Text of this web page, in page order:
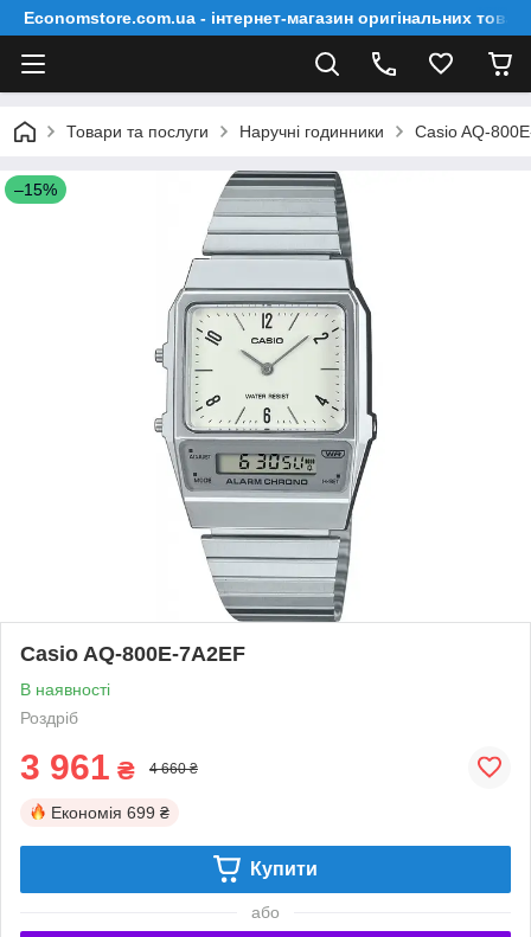
Economstore.com.ua - інтернет-магазин оригінальних
Товари та послуги Наручні годинники Casio AQ-
–15%
Casio AQ-800E-7A2EF
В наявності
Роздріб
3 961 ₴ 4 660 ₴
Економія 699 ₴
Купити
або